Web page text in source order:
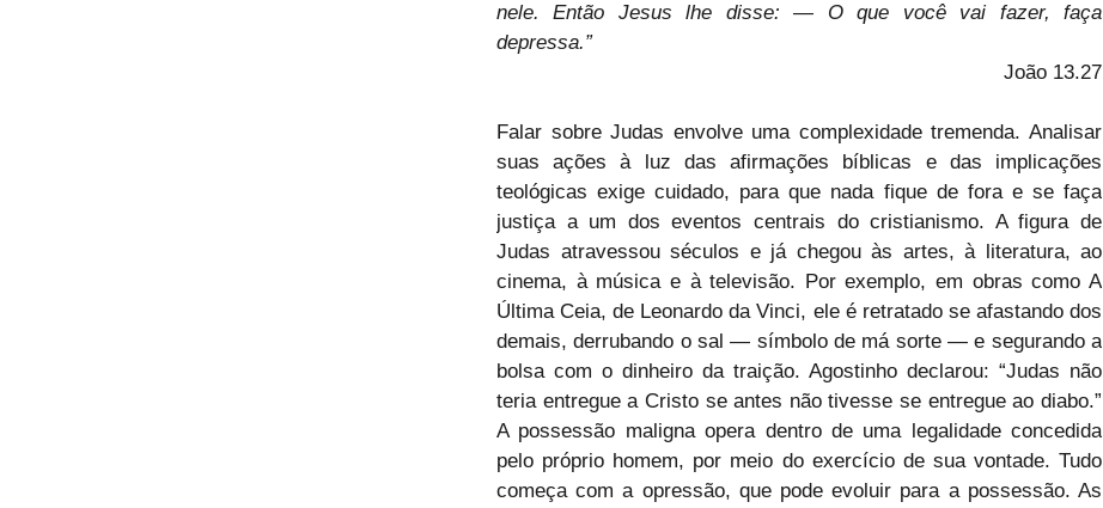
nele. Então Jesus lhe disse: — O que você vai fazer, faça
depressa.”
João 13.27
Falar sobre Judas envolve uma complexidade tremenda. Analisar
suas ações à luz das afirmações bíblicas e das implicações
teológicas exige cuidado, para que nada fique de fora e se faça
justiça a um dos eventos centrais do cristianismo. A figura de
Judas atravessou séculos e já chegou às artes, à literatura, ao
cinema, à música e à televisão. Por exemplo, em obras como A
Última Ceia, de Leonardo da Vinci, ele é retratado se afastando dos
demais, derrubando o sal — símbolo de má sorte — e segurando a
bolsa com o dinheiro da traição. Agostinho declarou: “Judas não
teria entregue a Cristo se antes não tivesse se entregue ao diabo.”
A possessão maligna opera dentro de uma legalidade concedida
pelo próprio homem, por meio do exercício de sua vontade. Tudo
começa com a opressão, que pode evoluir para a possessão. As